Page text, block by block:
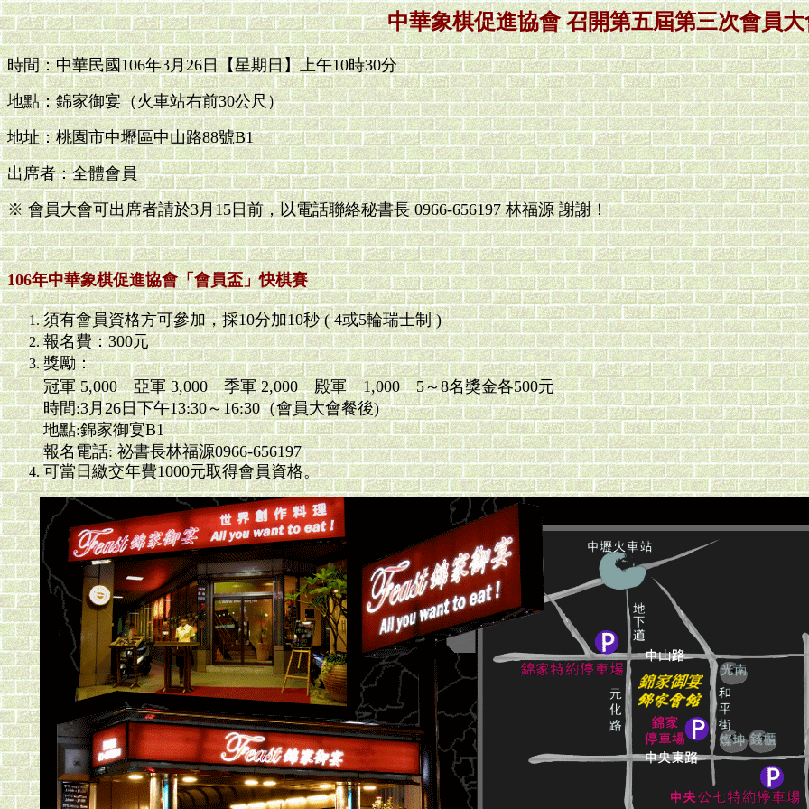
中華象棋促進協會 召開第五屆第三次會員大
時間：中華民國106年3月26日【星期日】上午10時30分
地點：錦家御宴（火車站右前30公尺）
地址：桃園市中壢區中山路88號B1
出席者：全體會員
※ 會員大會可出席者請於3月15日前，以電話聯絡秘書長 0966-656197 林福源 謝謝！
106年中華象棋促進協會「會員盃」快棋賽
須有會員資格方可參加，採10分加10秒 ( 4或5輪瑞士制 )
報名費：300元
獎勵：
冠軍 5,000 亞軍 3,000 季軍 2,000 殿軍 1,000 5～8名獎金各500元
時間:3月26日下午13:30～16:30（會員大會餐後)
地點:錦家御宴B1
報名電話: 祕書長林福源0966-656197
可當日繳交年費1000元取得會員資格。